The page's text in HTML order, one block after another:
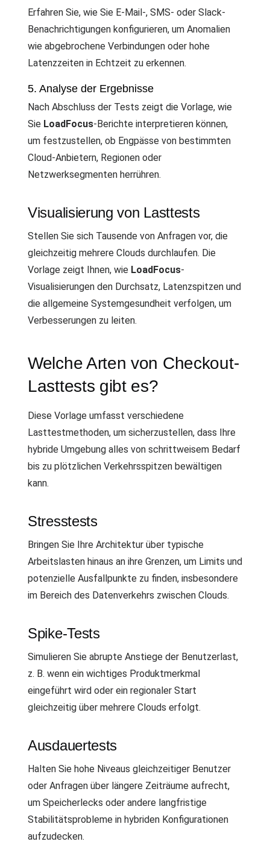
Erfahren Sie, wie Sie E-Mail-, SMS- oder Slack-
Benachrichtigungen konfigurieren, um Anomalien
wie abgebrochene Verbindungen oder hohe
Latenzzeiten in Echtzeit zu erkennen.
5. Analyse der Ergebnisse
Nach Abschluss der Tests zeigt die Vorlage, wie
Sie LoadFocus-Berichte interpretieren können,
um festzustellen, ob Engpässe von bestimmten
Cloud-Anbietern, Regionen oder
Netzwerksegmenten herrühren.
Visualisierung von Lasttests
Stellen Sie sich Tausende von Anfragen vor, die
gleichzeitig mehrere Clouds durchlaufen. Die
Vorlage zeigt Ihnen, wie LoadFocus-
Visualisierungen den Durchsatz, Latenzspitzen und
die allgemeine Systemgesundheit verfolgen, um
Verbesserungen zu leiten.
Welche Arten von Checkout-
Lasttests gibt es?
Diese Vorlage umfasst verschiedene
Lasttestmethoden, um sicherzustellen, dass Ihre
hybride Umgebung alles von schrittweisem Bedarf
bis zu plötzlichen Verkehrsspitzen bewältigen
kann.
Stresstests
Bringen Sie Ihre Architektur über typische
Arbeitslasten hinaus an ihre Grenzen, um Limits und
potenzielle Ausfallpunkte zu finden, insbesondere
im Bereich des Datenverkehrs zwischen Clouds.
Spike-Tests
Simulieren Sie abrupte Anstiege der Benutzerlast,
z. B. wenn ein wichtiges Produktmerkmal
eingeführt wird oder ein regionaler Start
gleichzeitig über mehrere Clouds erfolgt.
Ausdauertests
Halten Sie hohe Niveaus gleichzeitiger Benutzer
oder Anfragen über längere Zeiträume aufrecht,
um Speicherlecks oder andere langfristige
Stabilitätsprobleme in hybriden Konfigurationen
aufzudecken.